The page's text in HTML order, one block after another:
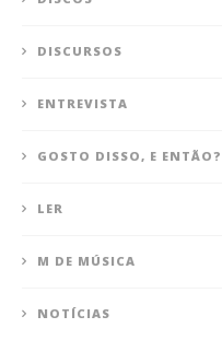
DISCURSOS
ENTREVISTA
GOSTO DISSO, E ENTÃO?
LER
M DE MÚSICA
NOTÍCIAS